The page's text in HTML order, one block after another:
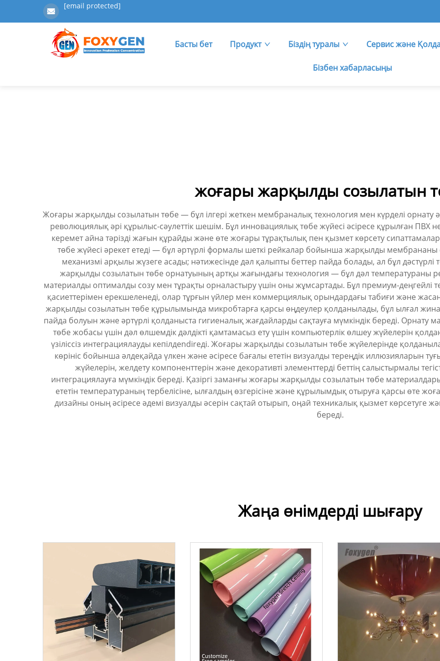
[email protected]
Басты бет Продукт Біздің туралы Сервис және
Бізбен хабарласыңы
жоғары жарқылды созылатын
Жоғары жарқылды созылатын төбе — бұл ілгері жеткен мембраналық технология мен күрделі орнату
революциялық әрі құрылыс-сәулеттік шешім. Бұл инновациялық төбе жүйесі әсіресе құрылған
керемет айна тәрізді жағын құрайды және өте жоғары тұрақтылық пен қызмет көрсету
төбе жүйесі әрекет етеді — бұл әртүрлі формалы шеткі рейкалар бойынша жарқылды мембрананы
механизмі арқылы жүзеге асады; нәтижесінде дәл қалыпты беттер пайда болады, ал бұл дәстүрлі
жарқылды созылатын төбе орнатуының артқы жағындағы технология — бұл дәл температураны
материалды оптималды созу мен тұрақты орналастыру үшін оны жұмсартады. Бұл премиум-деңгейлі
қасиеттерімен ерекшеленеді, олар тұрғын үйлер мен коммерциялық орындардағы табиғи және
жарқылды созылатын төбе құрылымында микробтарға қарсы өңдеулер қолданылады, бұл ылғал
пайда болуын және әртүрлі қолданыста гигиеналық жағдайларды сақтауға мүмкіндік береді.
төбе жобасы үшін дәл өлшемдік дәлдікті қамтамасыз ету үшін компьютерлік өлшеу жүйелерін
үзіліссіз интеграциялауды кепілдendirеді. Жоғары жарқылды созылатын төбе жүйелерінде
көрініс бойынша әлдеқайда үлкен және әсіресе бағалы ететін визуалды тереңдік иллюзияларын
жүйелерін, желдету компоненттерін және декоративті элементтерді беттің салыстырмалы
интеграциялауға мүмкіндік береді. Қазіргі заманғы жоғары жарқылды созылатын төбе
ететін температураның тербелісіне, ылғалдың өзгерісіне және құрылымдық отыруға қарсы өте
дизайны оның әсіресе әдемі визуалды әсерін сақтай отырып, оңай техникалық қызмет көрсетуге
береді.
Жаңа өнімдерді шығару